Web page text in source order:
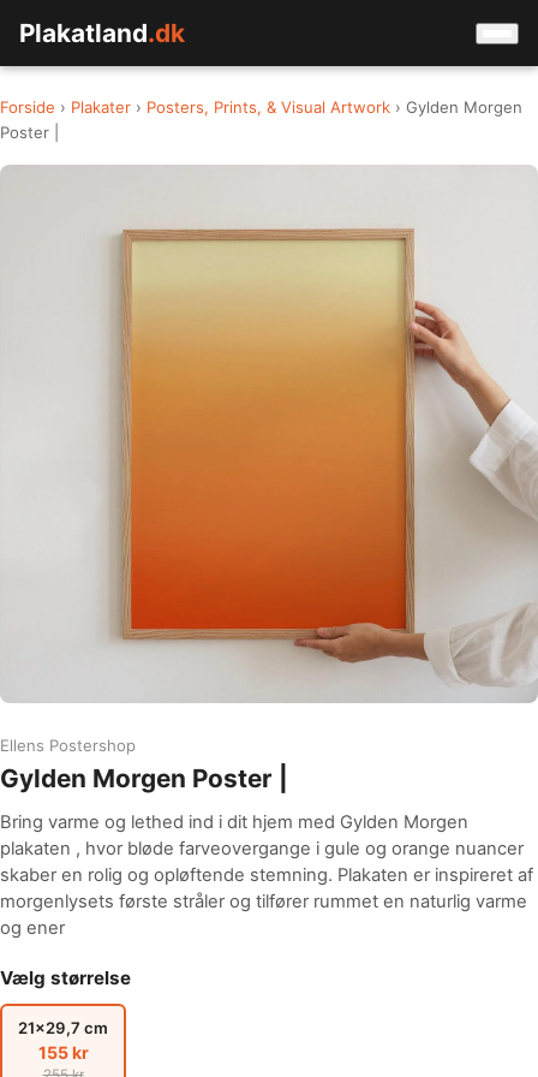
Plakatland.dk
Forside › Plakater › Posters, Prints, & Visual Artwork › Gylden Morgen
Poster |
Ellens Postershop
Gylden Morgen Poster |
Bring varme og lethed ind i dit hjem med Gylden Morgen
plakaten , hvor bløde farveovergange i gule og orange nuancer
skaber en rolig og opløftende stemning. Plakaten er inspireret af
morgenlysets første stråler og tilfører rummet en naturlig varme
og ener
Vælg størrelse
21x29,7 cm
155 kr